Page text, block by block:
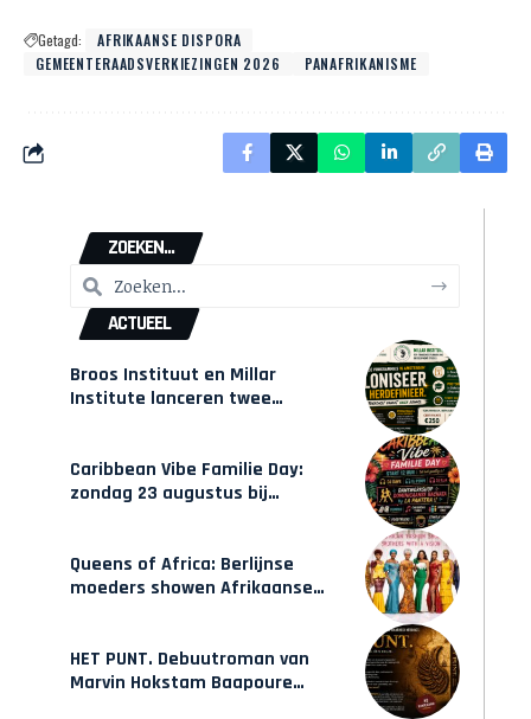
Getagd:
AFRIKAANSE DISPORA
GEMEENTERAADSVERKIEZINGEN 2026
PANAFRIKANISME
ZOEKEN...
ACTUEEL
Broos Instituut en Millar
Institute lanceren twee
Caribbean Vibe Familie Day:
zondag 23 augustus bij
Queens of Africa: Berlijnse
moeders showen Afrikaanse
HET PUNT. Debuutroman van
Marvin Hokstam Baapoure